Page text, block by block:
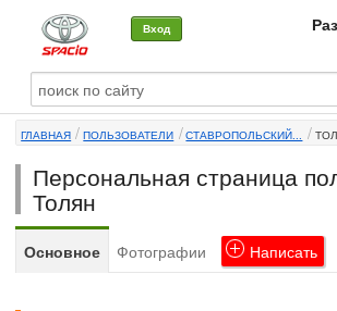
Вход
О машине
Автоклуб
Форумы
Сервисы и услуги
ГЛАВНАЯ ПОЛЬЗОВАТЕЛИ СТАВРОПОЛЬСКИЙ...
Персональная страница
Толян
Основное Фотографии Написать